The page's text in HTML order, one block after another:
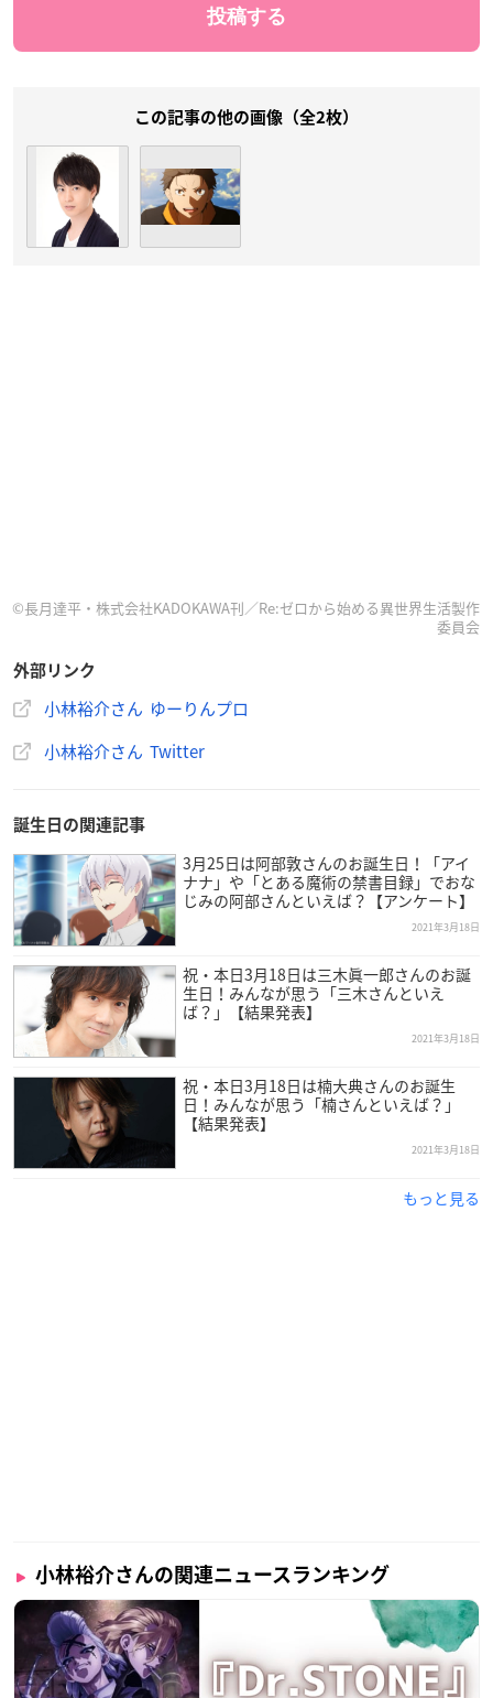
この記事の他の画像（全2枚）
©長月達平・株式会社KADOKAWA刊／Re:ゼロから始める異世界生活製作
委員会
外部リンク
小林裕介さん ゆーりんプロ
小林裕介さん Twitter
誕生日の関連記事
3月25日は阿部敦さんのお誕生日！「アイ
ナナ」や「とある魔術の禁書目録」でおな
じみの阿部さんといえば？【アンケート】
2021年3月18日
祝・本日3月18日は三木眞一郎さんのお誕
生日！みんなが思う「三木さんといえ
ば？」【結果発表】
2021年3月18日
祝・本日3月18日は楠大典さんのお誕生
日！みんなが思う「楠さんといえば？」
【結果発表】
2021年3月18日
もっと見る
小林裕介さんの関連ニュースランキング